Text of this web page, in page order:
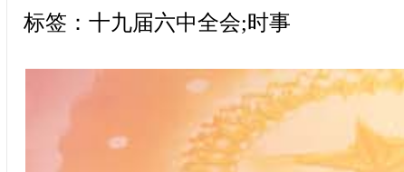
标签：十九届六中全会;时事